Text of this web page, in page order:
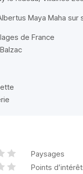
Maya Maha sur
de France
Paysages
Points